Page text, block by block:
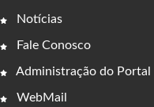
Notícias
Fale Conosco
Administração do Portal
WebMail